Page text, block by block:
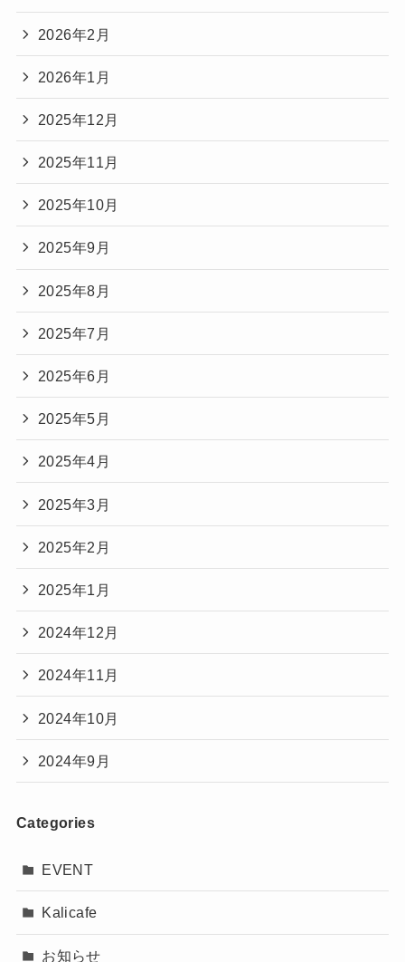
2026年2月
2026年1月
2025年12月
2025年11月
2025年10月
2025年9月
2025年8月
2025年7月
2025年6月
2025年5月
2025年4月
2025年3月
2025年2月
2025年1月
2024年12月
2024年11月
2024年10月
2024年9月
Categories
EVENT
Kalicafe
お知らせ